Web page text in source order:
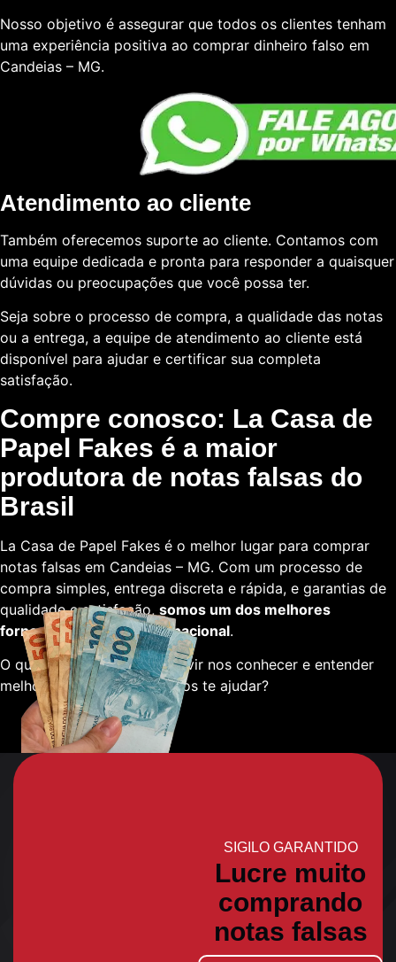
Nosso objetivo é assegurar que todos os clientes tenham
uma experiência positiva ao comprar dinheiro falso em
Candeias – MG.
Atendimento ao cliente
Também oferecemos suporte ao cliente. Contamos com
uma equipe dedicada e pronta para responder a quaisquer
dúvidas ou preocupações que você possa ter.
Seja sobre o processo de compra, a qualidade das notas
ou a entrega, a equipe de atendimento ao cliente está
disponível para ajudar e certificar sua completa
satisfação.
Compre conosco: La Casa de
Papel Fakes é a maior
produtora de notas falsas do
Brasil
La Casa de Papel Fakes é o melhor lugar para comprar
notas falsas em Candeias – MG. Com um processo de
compra simples, entrega discreta e rápida, e garantias de
qualidade e satisfação, somos um dos melhores
fornecedores em escala nacional.
O que está esperando para vir nos conhecer e entender
melhor sobre como podemos te ajudar?
SIGILO GARANTIDO
Lucre muito
comprando
notas falsas